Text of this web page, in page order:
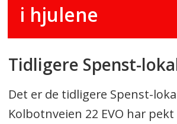
i hjulene
Tidligere Spenst-
Det er de tidligere Spenst-
Kolbotnveien 22 EVO har